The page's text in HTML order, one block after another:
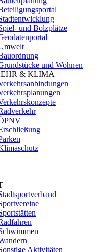
und Bolzplätze
und Wohnen
& KLIMA
Aktivitäten